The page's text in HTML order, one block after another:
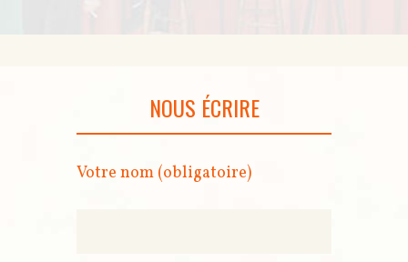
NOUS ÉCRIRE
Votre nom (obligatoire)